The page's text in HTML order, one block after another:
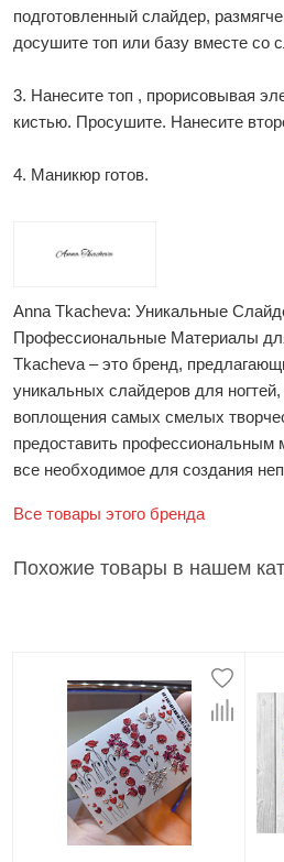
подготовленный слайдер,
досушите топ или базу вместе со
3. Нанесите топ , прорисовывая
кистью. Просушите. Нанесите
4. Маникюр готов.
Anna Tkacheva: Уникальные
Профессиональные Материалы
Tkacheva – это бренд,
уникальных слайдеров для
воплощения самых смелых
предоставить
все необходимое для создания
Все товары этого бренда
Похожие товары в нашем